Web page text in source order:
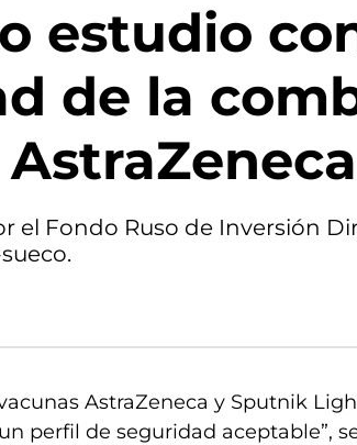
estudio
de la
el Fondo Ruso de Inversión
AstraZeneca y Sputnik
perfil de seguridad aceptable”,